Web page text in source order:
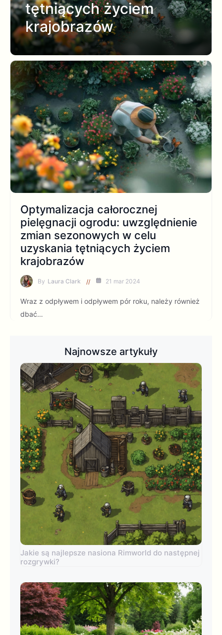
tętniących życiem
krajobrazów
Optymalizacja całorocznej
pielęgnacji ogrodu: uwzględnienie
zmian sezonowych w celu
uzyskania tętniących życiem
krajobrazów
By Laura Clark 21 mar 2024
Wraz z odpływem i odpływem pór roku, należy również
dbać…
Najnowsze artykuły
Jakie są najlepsze nasiona Rimworld do następnej
rozgrywki?